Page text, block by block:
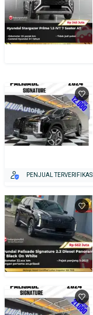
PENJUAL TERVERIFIKASI